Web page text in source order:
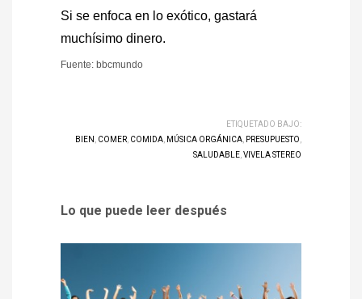
Si se enfoca en lo exótico, gastará
muchísimo dinero.
Fuente: bbcmundo
ETIQUETADO BAJO:
BIEN , COMER, COMIDA, MÚSICA ORGÁNICA, PRESUPUESTO,
SALUDABLE,VIVELA STEREO
Lo que puede leer después